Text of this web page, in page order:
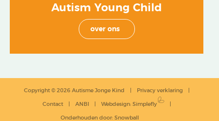
Autism Young Child
over ons
Copyright © 2026 Autisme Jonge Kind Privacy verklaring
Contact ANBI Webdesign: Simplefly
Onderhouden door: Snowball